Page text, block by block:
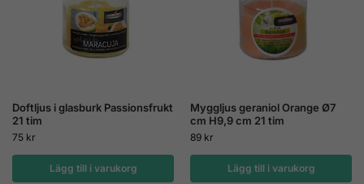
Doftljus i glasburk Passionsfrukt
21 tim
75 kr
Lägg till i varukorg
Myggljus geraniol Orange Ø7
cm H9,9 cm 21 tim
89 kr
Lägg till i varukorg